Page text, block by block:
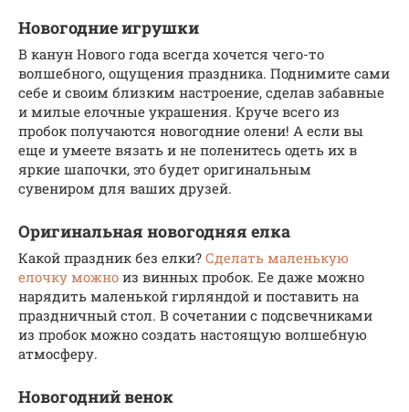
Новогодние игрушки
В канун Нового года всегда хочется чего-то
волшебного, ощущения праздника. Поднимите сами
себе и своим близким настроение, сделав забавные
и милые елочные украшения. Круче всего из
пробок получаются новогодние олени! А если вы
еще и умеете вязать и не поленитесь одеть их в
яркие шапочки, это будет оригинальным
сувениром для ваших друзей.
Оригинальная новогодняя елка
Какой праздник без елки? Сделать маленькую
елочку можно из винных пробок. Ее даже можно
нарядить маленькой гирляндой и поставить на
праздничный стол. В сочетании с подсвечниками
из пробок можно создать настоящую волшебную
атмосферу.
Новогодний венок